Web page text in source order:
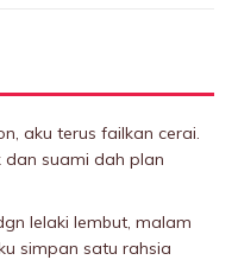
aku terus failkan cerai.
suami dah plan
lelaki Iembut, malam
simpan satu rahsia